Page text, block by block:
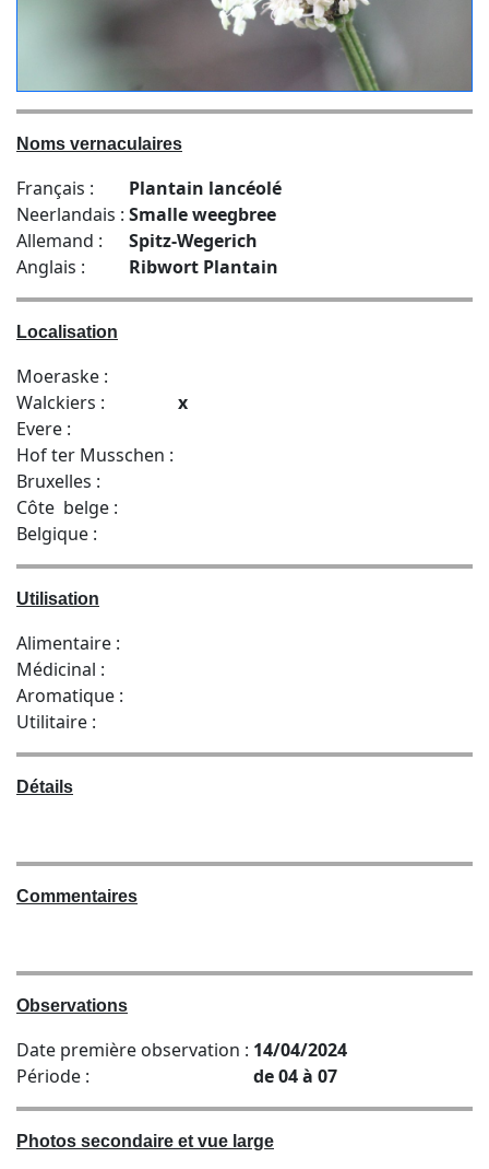
Noms vernaculaires
Français :
Plantain lancéolé
Neerlandais : Smalle weegbree
Allemand :
Spitz-Wegerich
Anglais :
Ribwort Plantain
Localisation
Moeraske :
Walckiers :
x
Evere :
Hof ter Musschen :
Bruxelles :
Côte belge :
Belgique :
Utilisation
Alimentaire :
Médicinal :
Aromatique :
Utilitaire :
Détails
Commentaires
Observations
Date première observation : 14/04/2024
Période :
de 04 à 07
Photos secondaire et vue large